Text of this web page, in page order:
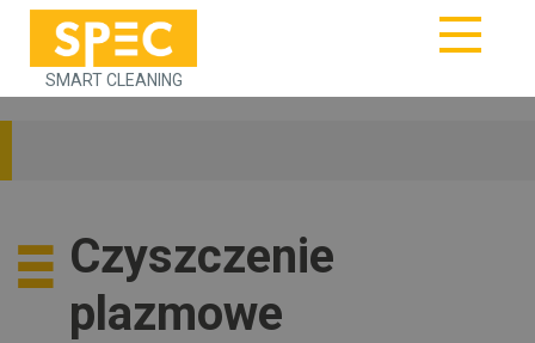
SMART CLEANING
Czyszczenie
plazmowe